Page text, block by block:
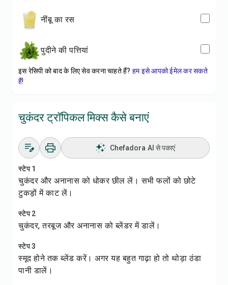
नींबू का रस
पुदीने की पत्तियां
इस रेसिपी को बाद के लिए सेव करना चाहते हैं? हम इसे आपको ईमेल कर सकते
हैं!
चुकंदर ट्रॉपिकल मिक्स कैसे बनाएं
Chefadora AI से पकाएं
स्टेप 1
चुकंदर और अनानास को धोकर छील लें। सभी फलों को छोटे
टुकड़ों में काट लें।
स्टेप 2
चुकंदर, तरबूज और अनानास को ब्लेंडर में डालें।
स्टेप 3
स्मूद होने तक ब्लेंड करें। अगर यह बहुत गाढ़ा हो तो थोड़ा ठंडा
पानी डालें।